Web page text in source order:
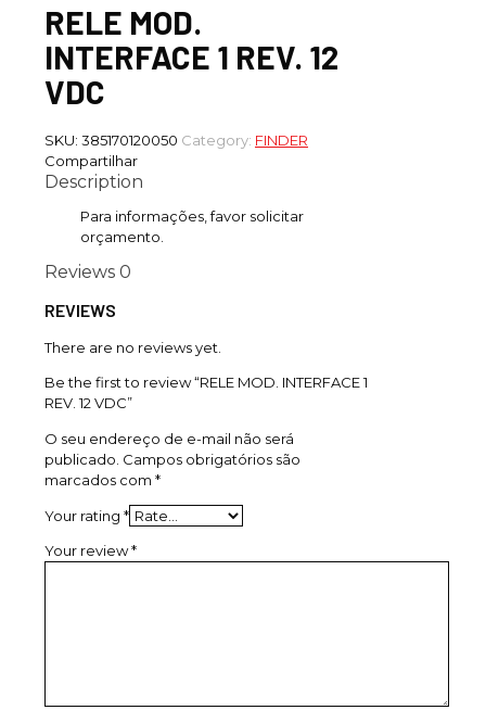
RELE MOD.
INTERFACE 1 REV. 12
VDC
SKU: 385170120050 Category: FINDER
Compartilhar
Description
Para informações, favor solicitar
orçamento.
Reviews 0
REVIEWS
There are no reviews yet.
Be the first to review “RELE MOD. INTERFACE 1
REV. 12 VDC”
O seu endereço de e-mail não será
publicado. Campos obrigatórios são
marcados com *
Your rating *
Your review*